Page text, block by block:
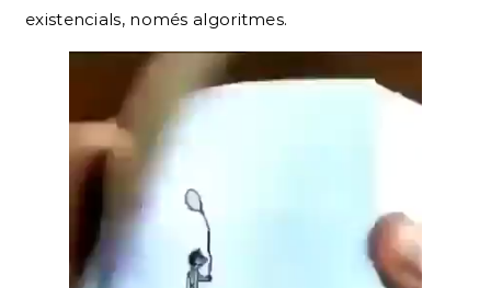
existencials, només algoritmes.